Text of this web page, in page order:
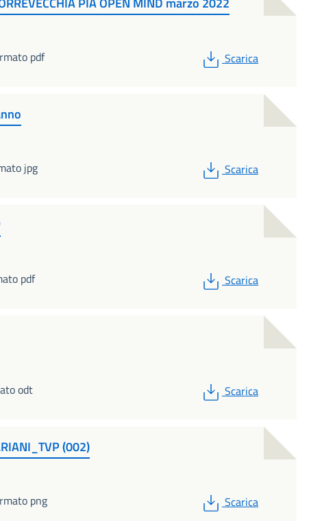
pdf
PDF
Scarica
jpg
PDF
Scarica
pdf
PDF
Scarica
odt
PDF
Scarica
(002)
png
PDF
Scarica